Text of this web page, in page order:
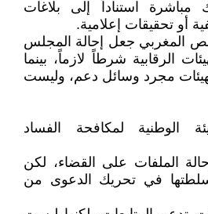
مباشرة استناداً إلى بلاغات
أو تحقيقات إعلامية.
المغربي جعل إحالة المجلس
الرقابية شرطاً لازماً، بينما
مجرد وسائل دعم، وليست
الوطنية لمكافحة الفساد
الملفات على القضاء، لكن
بسلطتها في تحريك الدعوى من